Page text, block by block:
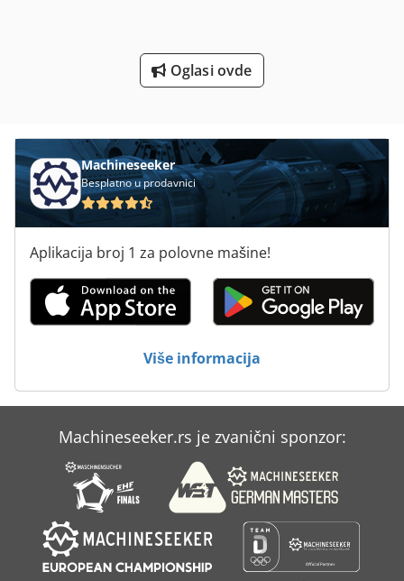
Zvono Na Vratima
Oglasi ovde
Machineseeker
Besplatno u prodavnici
Aplikacija broj 1 za polovne mašine!
Više informacija
Machineseeker.rs je zvanični sponzor: